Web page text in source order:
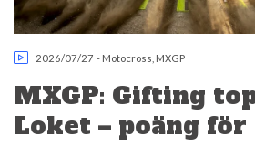
2026/07/27 - Motocross MXGP
MXGP: Gifting
Loket – poäng för